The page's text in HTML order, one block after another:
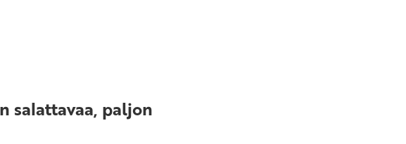
salattavaa, paljon